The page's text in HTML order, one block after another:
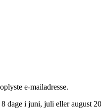
e-mailadresse.
dage i juni, juli eller august